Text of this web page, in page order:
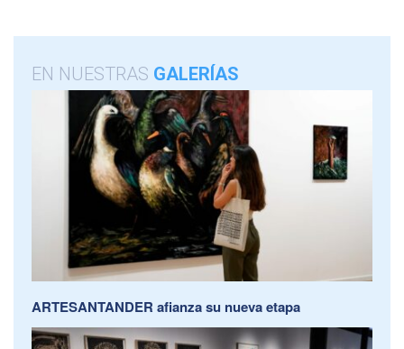
EN NUESTRAS GALERÍAS
ARTESANTANDER afianza su nueva etapa